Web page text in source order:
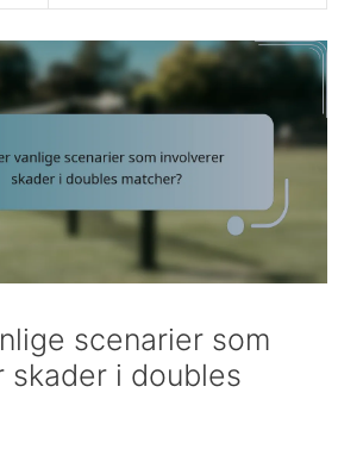
scenarier som
skader i doubles